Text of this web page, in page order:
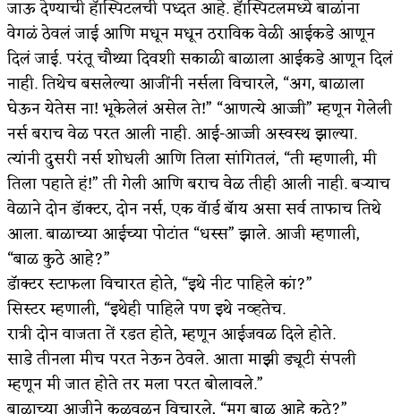
अष्टपैलू : खंडू रांगणेकर
अपूर्ण कथा
बुडीच खटलं – संयुक्त कुटुंब का गरजेचं?
जाऊ देण्याची हॅास्पिटलची पध्दत आहे. हॅास्पिटलमध्ये बाळांना
वेगळं ठेवलं जाई आणि मधून मधून ठराविक वेळी आईकडे आणून
दिलं जाई. परंतू चौथ्या दिवशी सकाळी बाळाला आईकडे आणून दिलं
नाही. तिथेच बसलेल्या आजींनी नर्सला विचारले, “अग, बाळाला
घेऊन येतेस ना! भूकेलेलं असेल ते!” “आणत्ये आज्जी” म्हणून गेलेली
नर्स बराच वेळ परत आली नाही. आई-आज्जी अस्वस्थ झाल्या.
त्यांनी दुसरी नर्स शोधली आणि तिला सांगितलं, “ती म्हणाली, मी
तिला पहाते हं!” ती गेली आणि बराच वेळ तीही आली नाही. बऱ्याच
वेळाने दोन डॅाक्टर, दोन नर्स, एक वॅार्ड बॅाय असा सर्व ताफाच तिथे
आला. बाळाच्या आईच्या पोटांत “धस्स” झाले. आजी म्हणाली,
“बाळ कुठे आहे?”
डॅाक्टर स्टाफला विचारत होते, “इथे नीट पाहिले कां?”
सिस्टर म्हणाली, “इथेही पाहिले पण इथे नव्हतेच.
रात्री दोन वाजता तें रडत होते, म्हणून आईजवळ दिले होते.
साडे तीनला मीच परत नेऊन ठेवले. आता माझी ड्यूटी संपली
म्हणून मी जात होते तर मला परत बोलावले.”